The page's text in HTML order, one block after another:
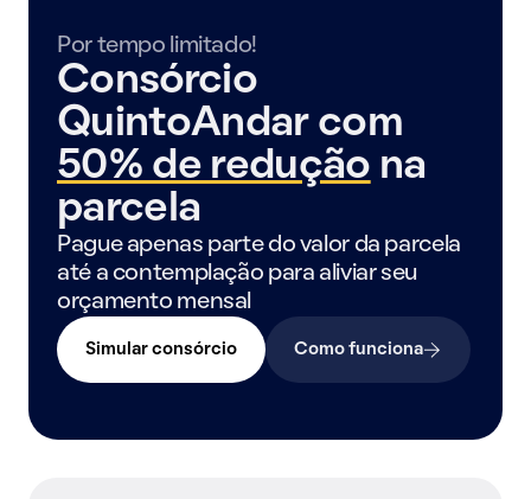
Por tempo limitado!
Consórcio
QuintoAndar com
50% de redução na
parcela
Pague apenas parte do valor da parcela
até a contemplação para aliviar seu
orçamento mensal
Simular consórcio Como funciona